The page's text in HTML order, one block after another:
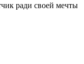
ради своей мечты